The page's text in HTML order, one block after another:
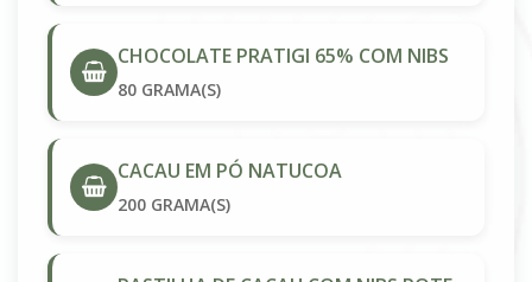
CHOCOLATE PRATIGI 65% COM NIBS
80 GRAMA(S)
CACAU EM PÓ NATUCOA
200 GRAMA(S)